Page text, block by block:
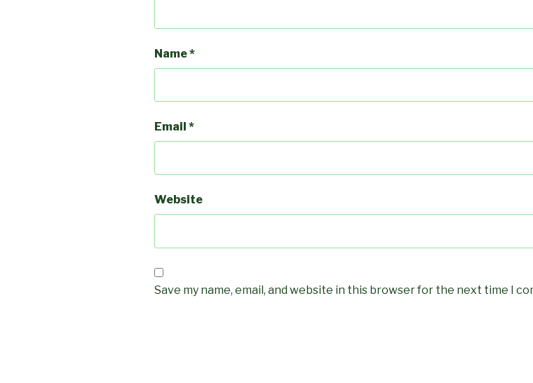
Name*
Email *
Website
Save my name, email, and website in this browser for the next time I